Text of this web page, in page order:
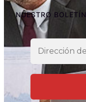
NUESTRO BOLETÍN